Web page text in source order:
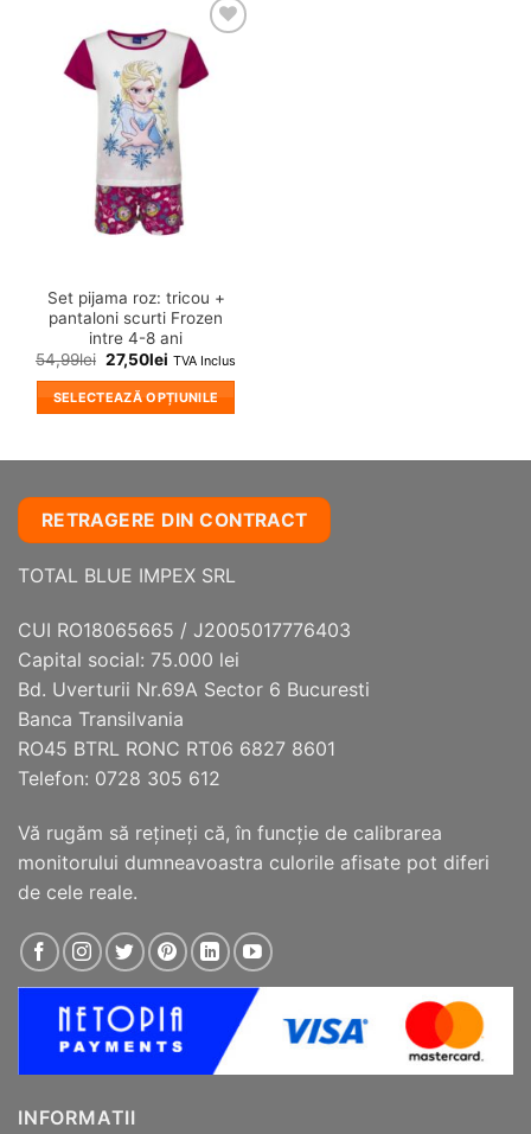
Adauga
Set pijama roz: tricou +
pantaloni scurti Frozen
intre 4-8 ani
54,99lei 27,50lei TVA Inclus
SELECTEAZĂ OPȚIUNILE
mai
multe
variații.
Opțiunile
fi
alese
pagina
produsului.
RETRAGERE DIN CONTRACT
TOTAL BLUE IMPEX SRL
CUI RO18065665 / J2005017776403
Capital social: 75.000 lei
Bd. Uverturii Nr.69A Sector 6 Bucuresti
Banca Transilvania
RO45 BTRL RONC RT06 6827 8601
Telefon: 0728 305 612
Vă rugăm să reţineţi că, în funcţie de calibrarea
monitorului dumneavoastra culorile afisate pot diferi
de cele reale.
INFORMATII